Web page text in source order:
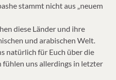
stammt nicht aus „neuem
diese Länder und ihre
und arabischen Welt.
natürlich für Euch über die
fühlen uns allerdings in letzter